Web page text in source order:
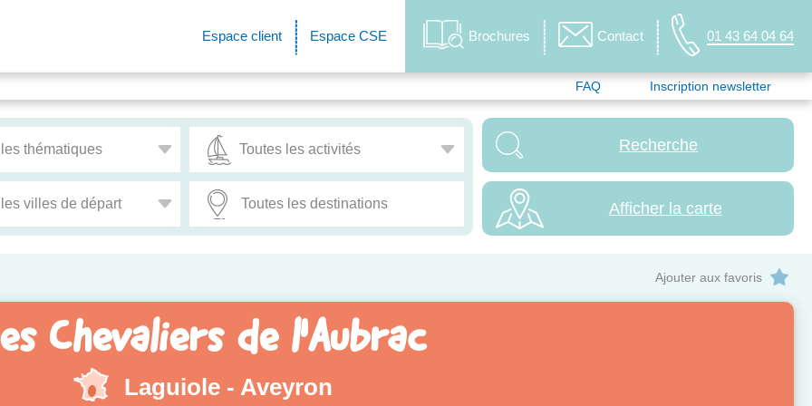
Espace client Espace CSE Brochures Contact 01 43 64 04 64
FAQ Inscription newsletter
Afficher la carte
Ajouter aux favoris
Chevaliers de l'Aubrac
Laguiole - Aveyron